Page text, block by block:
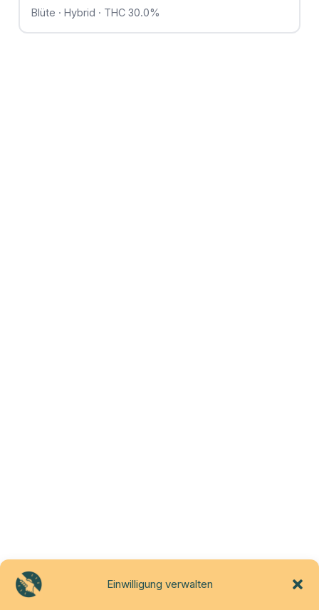
Einwilligung verwalten
Blüte · Hybrid · THC 30.0%